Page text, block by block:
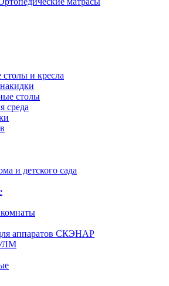
и кресла
столы
среда
и детского сада
аппаратов СКЭНАР